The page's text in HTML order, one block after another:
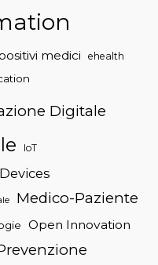
medici ehealth
Digitale
IoT
Medico-Paziente
Open Innovation